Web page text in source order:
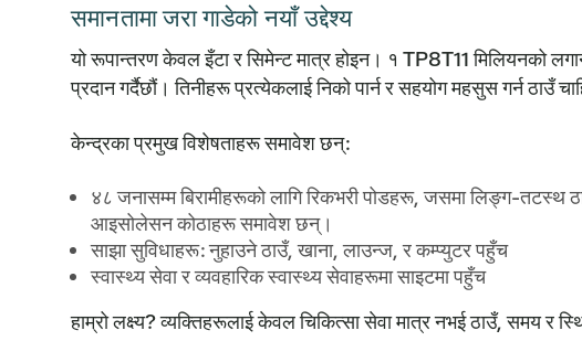
समानतामा जरा गाडेको नयाँ उद्देश्य
यो रूपान्तरण केवल इँटा र सिमेन्ट मात्र होइन। १ TP8T11 मिलियनको
प्रदान गर्दैछौं। तिनीहरू प्रत्येकलाई निको पार्न र सहयोग महसुस गर्न ठाउँ
केन्द्रका प्रमुख विशेषताहरू समावेश छन्:
४८ जनासम्म बिरामीहरूको लागि रिकभरी पोडहरू, जसमा लिङ्ग-तटस्थ
आइसोलेसन कोठाहरू समावेश छन्।
साझा सुविधाहरू: नुहाउने ठाउँ, खाना, लाउन्ज, र कम्प्युटर पहुँच
स्वास्थ्य सेवा र व्यवहारिक स्वास्थ्य सेवाहरूमा साइटमा पहुँच
हाम्रो लक्ष्य? व्यक्तिहरूलाई केवल चिकित्सा सेवा मात्र नभई ठाउँ, समय र